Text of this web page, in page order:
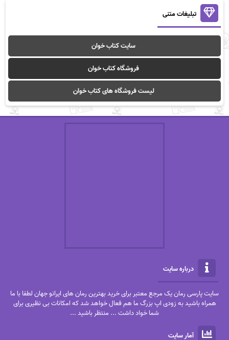
تبلیغات متنی
سایت کتاب خوان
فروشگاه کتاب خوان
لیست فروشگاه های کتاب خوان
درباره سایت
سایت پارسی رمان یک مرجع معتبر برای خرید بهترین رمان های ایرانو جهان لطفا با ما
همراه باشید به زودی اپ بزرگ ما هم فعال خواهد شد که امکانات بی نظیری برای
شما خواد داشت ... منتظر باشید ...
آمار سایت